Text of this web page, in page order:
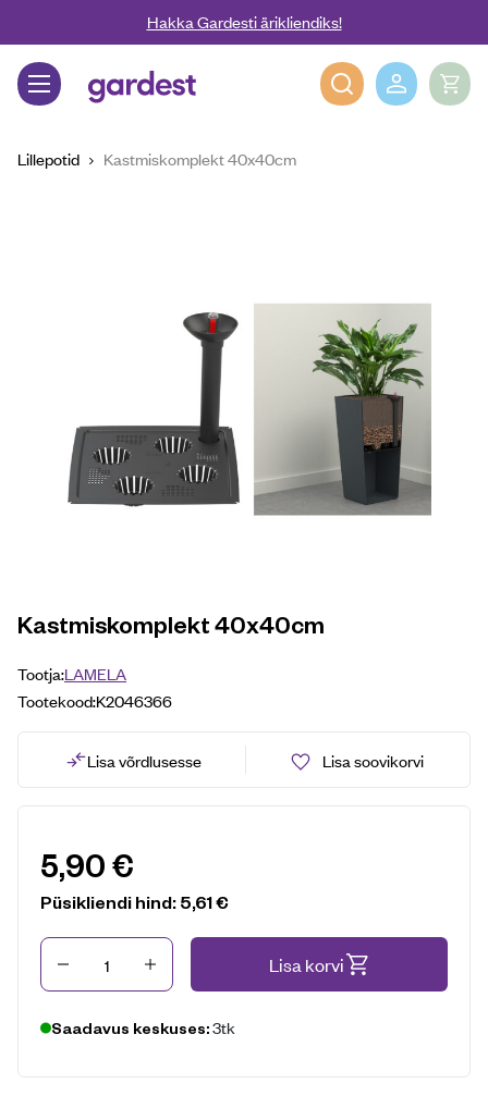
Liigu edasi põhisisu juurdeHakka Gardesti ärikliendiks!
Gardest
Lillepotid Kastmiskomplekt 40x40cm
Kastmiskomplekt 40x40cm
Tootja:LAMELA
Tootekood:K2046366
Lisa võrdlusesse Lisa soovikorvi
5,90€
Püsikliendi hind:5,61€
Kogus Lisa korvi
Saadavus keskuses:3tk